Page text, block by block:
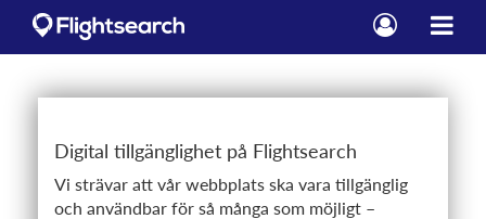
Digital tillgänglighet på Flightsearch
Vi strävar att vår webbplats ska vara tillgänglig
och användbar för så många som möjligt –